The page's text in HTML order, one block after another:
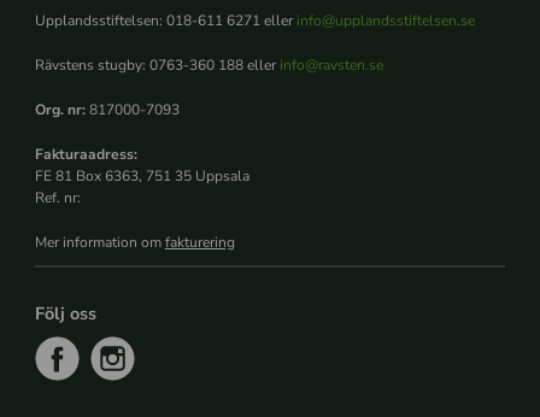
Upplandsstiftelsen: 018-611 6271 eller info@upplandsstiftelsen.se
Rävstens stugby: 0763-360 188 eller info@ravsten.se
Org. nr:817000-7093
Fakturaadress:
FE 81 Box 6363, 751 35 Uppsala
Ref. nr:
Mer information omfakturering
Följ oss
f
i